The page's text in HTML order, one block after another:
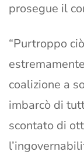
prosegue il
“Purtroppo
coalizione a
imbarcò di
scontato di